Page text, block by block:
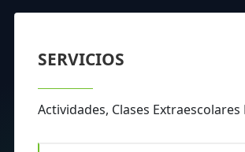
SERVICIOS
Actividades, Clases Extraescolares